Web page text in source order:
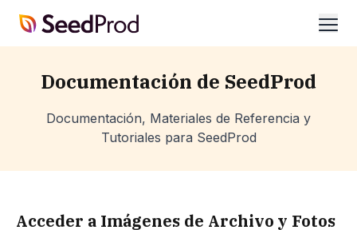
SeedProd
Documentación de SeedProd
Documentación, Materiales de Referencia y
Tutoriales para SeedProd
Acceder a Imágenes de Archivo y Fotos